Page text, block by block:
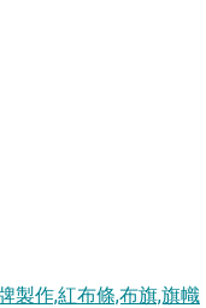
製作,紅布條,布旗,旗幟